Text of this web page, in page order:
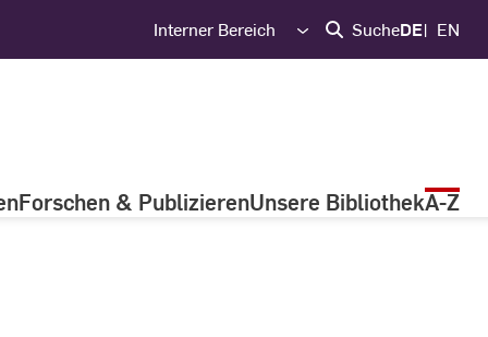
Interner Bereich SucheDE EN
Forschen & PublizierenUnsere BibliothekA-Z